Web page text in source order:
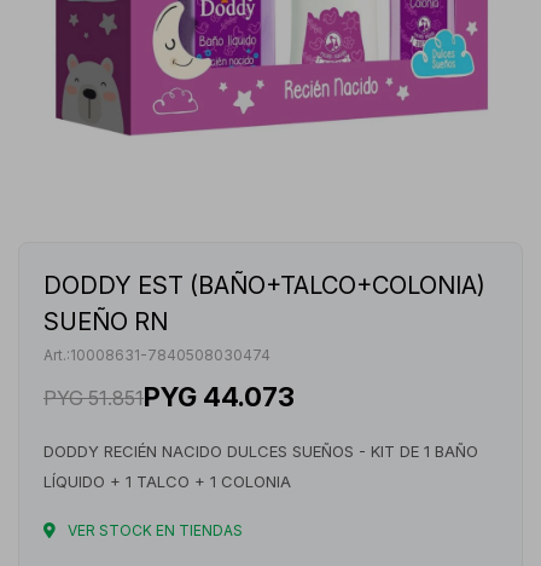
DODDY EST (BAÑO+TALCO+COLONIA)
SUEÑO RN
10008631-7840508030474
PYG 51.851PYG 44.073
DODDY RECIÉN NACIDO DULCES SUEÑOS - KIT DE 1 BAÑO
LÍQUIDO + 1 TALCO + 1 COLONIA
VER STOCK EN TIENDAS